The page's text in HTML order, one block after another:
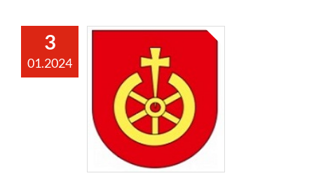
3
01.2024